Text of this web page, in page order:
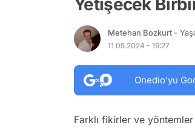
Yetişecek
Metehan Bozkurt -
11.05.2024 - 19:27
Onedio’yu
Farklı fikirler ve